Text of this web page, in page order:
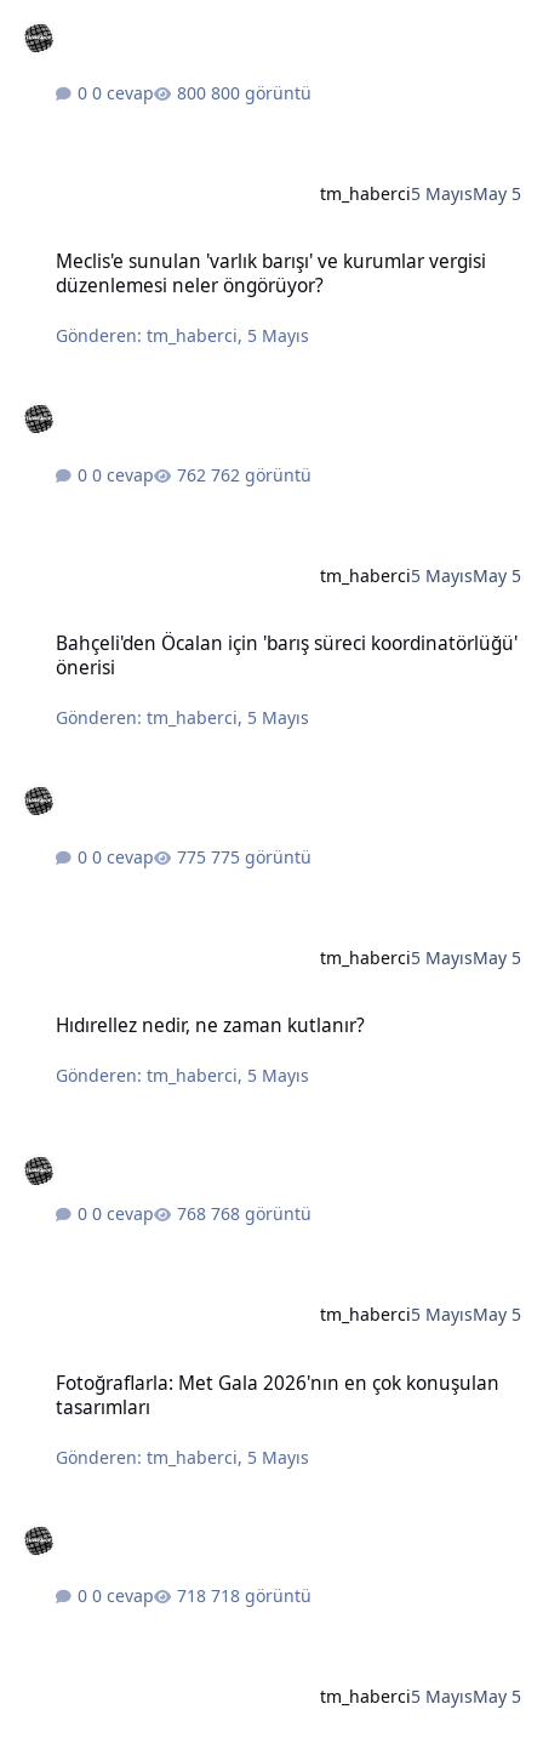
0 cevap 800 görüntü
tm_haberci5 MayısMay 5
Meclis'e sunulan 'varlık barışı' ve kurumlar vergisi
düzenlemesi neler öngörüyor?
Gönderen:tm_haberci, 5 Mayıs
0 cevap 762 görüntü
tm_haberci5 MayısMay 5
Bahçeli'den Öcalan için 'barış süreci koordinatörlüğü'
önerisi
Gönderen:tm_haberci, 5 Mayıs
0 cevap 775 görüntü
tm_haberci5 MayısMay 5
Hıdırellez nedir, ne zaman kutlanır?
Gönderen:tm_haberci, 5 Mayıs
0 cevap 768 görüntü
tm_haberci5 MayısMay 5
Fotoğraflarla: Met Gala 2026'nın en çok konuşulan
tasarımları
Gönderen:tm_haberci, 5 Mayıs
0 cevap 718 görüntü
tm_haberci5 MayısMay 5